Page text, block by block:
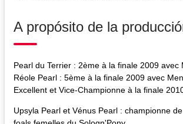
A propósito de la
Pearl du Terrier : 2ème à la finale 2009 avec
Réole Pearl : 5ème à la finale 2009 avec
Excellent et Vice-Championne à la finale
Upsyla Pearl et Vénus Pearl : championne